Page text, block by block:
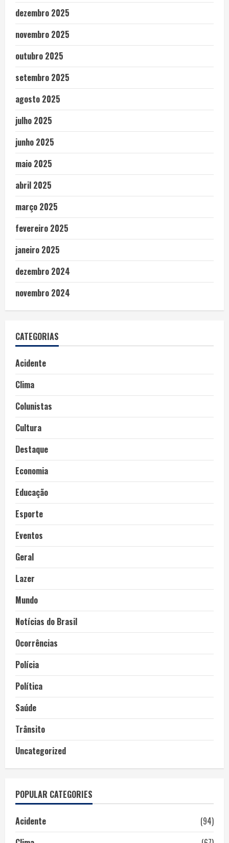
dezembro 2025
novembro 2025
outubro 2025
setembro 2025
agosto 2025
julho 2025
junho 2025
maio 2025
abril 2025
março 2025
fevereiro 2025
janeiro 2025
dezembro 2024
novembro 2024
CATEGORIAS
Acidente
Clima
Colunistas
Cultura
Destaque
Economia
Educação
Esporte
Eventos
Geral
Lazer
Mundo
Notícias do Brasil
Ocorrências
Polícia
Política
Saúde
Trânsito
Uncategorized
POPULAR CATEGORIES
Acidente
(94)